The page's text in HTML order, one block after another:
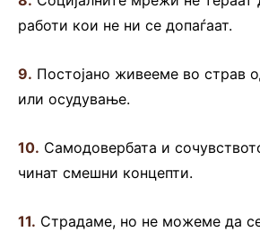
работи кои не ни се допаѓаат.
9. Постојано живееме во страв
или осудување.
10. Самодовербата и
чинат смешни концепти.
11. Страдаме, но не можеме да